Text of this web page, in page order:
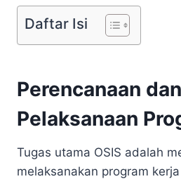
Daftar Isi
Perencanaan dan
Pelaksanaan
Tugas utama OSIS adalah
melaksanakan program